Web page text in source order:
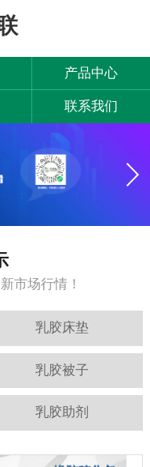
产品中心
联系我们
市场行情！
乳胶床垫
乳胶被子
乳胶助剂